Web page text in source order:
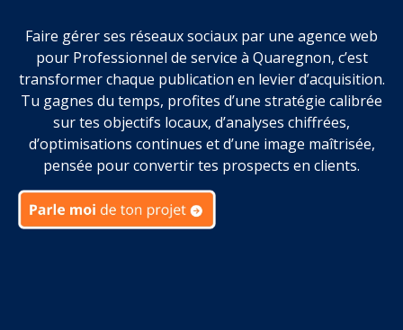
Faire gérer ses réseaux sociaux par une agence web
pour Professionnel de service à Quaregnon, c’est
transformer chaque publication en levier d’acquisition.
Tu gagnes du temps, profites d’une stratégie calibrée
sur tes objectifs locaux, d’analyses chiffrées,
d’optimisations continues et d’une image maîtrisée,
pensée pour convertir tes prospects en clients.